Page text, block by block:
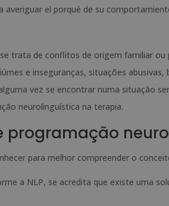
averiguar el porqué de su
trata de conflitos de origem familiar
e inseguranças, situações
vez se encontrar numa situação
neurolinguística na terapia.
programação
para melhor compreender o
a NLP, se acredita que existe uma